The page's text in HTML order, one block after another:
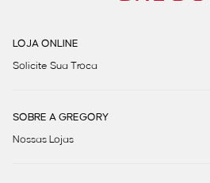
LOJA ONLINE
Solicite Sua Troca
SOBRE A GREGORY
Nossas Lojas